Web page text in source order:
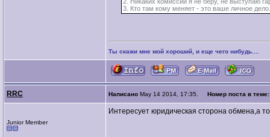
3. Кто там кому меняет - это ваше личное
Ты скажи мне мой хороший, и еще чего нибудь....
RRC Написано May 14 2014, 17:35. Номер поста в
Junior Member
Интересует юридическая сторона обмена,а